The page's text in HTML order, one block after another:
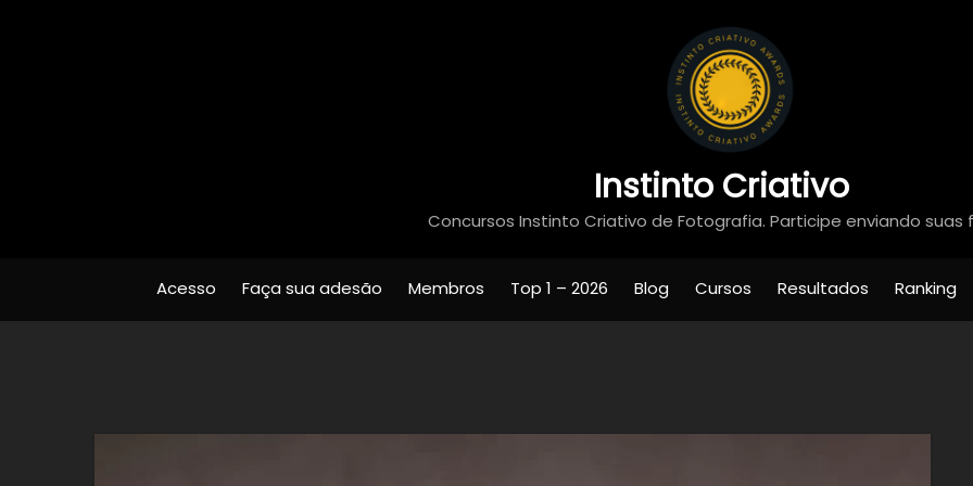
Instinto Criativo
Concursos Instinto Criativo de Fotografia. Participe enviando suas
Acesso Faça sua adesão Membros Top 1 – 2026 Blog Cursos Resultados Ranking